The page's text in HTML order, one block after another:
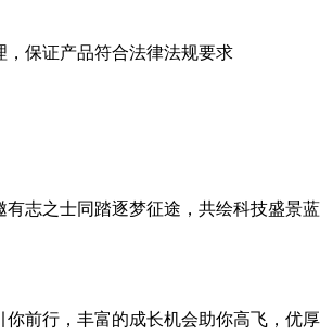
，保证产品符合法律法规要求
志之士同踏逐梦征途，共绘科技盛景蓝
前行，丰富的成长机会助你高飞，优